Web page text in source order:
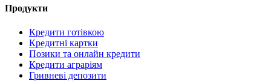
Продукти
Кредити готівкою
Кредитні картки
Позики та онлайн кредити
Кредити аграріям
Гривневі депозити